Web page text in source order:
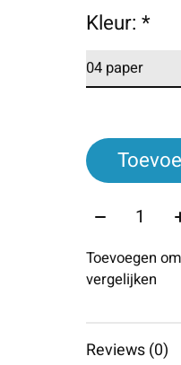
Kleur:*
Aantal:
Toevoegen
vergelijken
Reviews (0)